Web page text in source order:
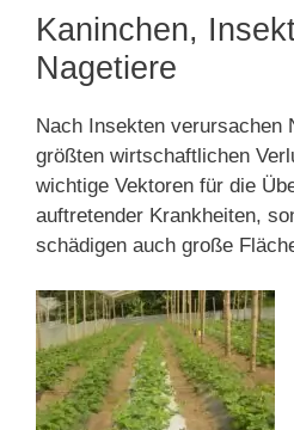
Kaninchen,
Nagetiere
Nach Insekten verursachen
größten wirtschaftlichen
wichtige Vektoren für die
auftretender Krankheiten,
schädigen auch große